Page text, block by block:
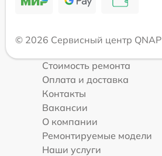
© 2026 Сервисный центр QNAP
Стоимость ремонта
Оплата и доставка
Контакты
Вакансии
О компании
Ремонтируемые модели
Наши услуги